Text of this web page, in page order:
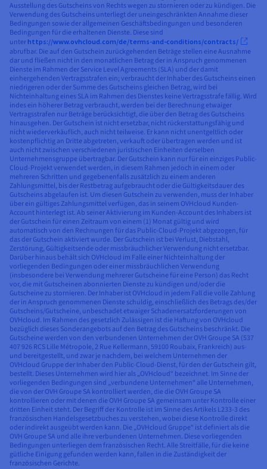
Ausstellung des Gutscheins von Rechts wegen zu stornieren oder zu kündigen. Die
Verwendung des Gutscheins unterliegt der uneingeschränkten Annahme dieser
Bedingungen sowie der allgemeinen Geschäftsbedingungen und besonderen
Bedingungen für die erhaltenen Dienste. Diese sind
unter https://www.ovhcloud.com/de/terms-and-conditions/contracts/
abrufbar. Die auf den Gutschein zurückgehenden Beträge stellen eine Ausnahme
dar und fließen nicht in den monatlichen Betrag der in Anspruch genommenen
Dienste im Rahmen der Service Level Agreements (SLA) und der damit
einhergehenden Vertragsstrafen ein; verbraucht der Inhaber des Gutscheins einen
niedrigeren oder der Summe des Gutscheins gleichen Betrag, wird bei
Nichteinhaltung eines SLA im Rahmen des Dienstes keine Vertragsstrafe fällig. Wird
indes ein höherer Betrag verbraucht, werden bei der Berechnung etwaiger
Vertragsstrafen nur Beträge berücksichtigt, die über den Betrag des Gutscheins
hinausgehen. Der Gutschein ist nicht ersetzbar, nicht rückerstattungsfähig und
nicht wiederverkäuflich, auch nicht teilweise. Er kann nicht unentgeltlich oder
kostenpflichtig an Dritte abgetreten, verkauft oder übertragen werden und ist
auch nicht zwischen verschiedenen juristischen Einheiten derselben
Unternehmensgruppe übertragbar. Der Gutschein kann nur für ein einziges Public-
Cloud-Projekt verwendet werden, in diesem Rahmen jedoch in einem oder
mehreren Schritten und gegebenenfalls zusätzlich zu einem anderen
Zahlungsmittel, bis der Restbetrag aufgebraucht oder die Gültigkeitsdauer des
Gutscheins abgelaufen ist. Um diesen Gutschein zu verwenden, muss der Inhaber
über ein gültiges Zahlungsmittel verfügen, das in seinem OVHcloud Kunden-
Account hinterlegt ist. Ab seiner Aktivierung im Kunden-Account des Inhabers ist
der Gutschein für einen Zeitraum von einem (1) Monat gültig und wird
automatisch von den Rechnungen für das Public-Cloud-Projekt abgezogen, für
das der Gutschein aktiviert wurde. Der Gutschein ist bei Verlust, Diebstahl,
Zerstörung, Gültigkeitsende oder missbräuchlicher Verwendung nicht ersetzbar.
Darüber hinaus behält sich OVHcloud im Falle einer Nichteinhaltung der
vorliegenden Bedingungen oder einer missbräuchlichen Verwendung
(insbesondere bei Verwendung mehrerer Gutscheine für eine Person) das Recht
vor, die mit Gutscheinen abonnierten Dienste zu kündigen und/oder die
Gutscheine zu stornieren. Der Inhaber ist OVHcloud in jedem Fall die volle Zahlung
der in Anspruch genommenen Dienste schuldig, einschließlich des Betrags des/der
Gutscheins/Gutscheine, unbeschadet etwaiger Schadenersatzforderungen von
OVHcloud. Im Rahmen des gesetzlich Zulässigen ist die Haftung von OVHcloud
bezüglich dieses Sonderangebots auf den Betrag des Gutscheins beschränkt. Die
Gutscheine werden von den verbundenen Unternehmen der OVH Groupe SA (537
407 926 RCS Lille Métropole, 2 Rue Kellermann, 59100 Roubaix, Frankreich) aus-
und bereitgestellt, und zwar je nachdem, bei welchem Unternehmen der
OVHcloud Gruppe der Inhaber den Public-Cloud-Dienst, für den der Gutschein gilt,
bestellt. Dieses Unternehmen wird hier als „OVHcloud“ bezeichnet. Im Sinne der
vorliegenden Bedingungen sind „verbundene Unternehmen“ alle Unternehmen,
die von der OVH Groupe SA kontrolliert werden, die die OVH Groupe SA
kontrollieren oder mit denen die OVH Groupe SA gemeinsam unter Kontrolle einer
dritten Einheit steht. Der Begriff der Kontrolle ist im Sinne des Artikels L233-3 des
französischen Handelsgesetzbuches zu verstehen, wobei diese Kontrolle direkt
oder indirekt ausgeübt werden kann. Die „OVHcloud Gruppe“ ist definiert als die
OVH Groupe SA und alle ihre verbundenen Unternehmen. Diese vorliegenden
Bedingungen unterliegen dem französischen Recht. Alle Streitfälle, für die keine
gütliche Einigung gefunden werden kann, fallen in die Zuständigkeit der
französischen Gerichte.